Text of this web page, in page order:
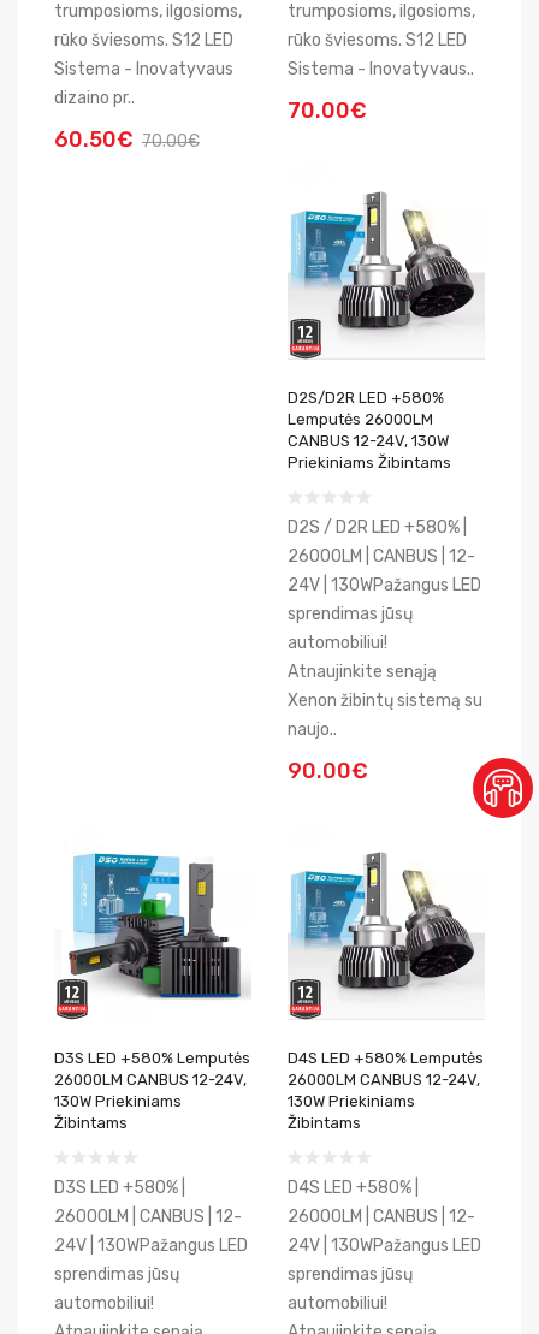
trumposioms, ilgosioms,
rūko šviesoms. S12 LED
Sistema - Inovatyvaus
dizaino pr..
60.50€ 70.00€
trumposioms, ilgosioms,
rūko šviesoms. S12 LED
Sistema - Inovatyvaus..
70.00€
D2S/D2R LED +580%
Lemputės 26000LM
CANBUS 12-24V, 130W
Priekiniams Žibintams
D2S / D2R LED +580% |
26000LM | CANBUS | 12-
24V | 130WPažangus LED
sprendimas jūsų
automobiliui!
Atnaujinkite senąją
Xenon žibintų sistemą su
naujo..
90.00€
D3S LED +580% Lemputės
26000LM CANBUS 12-24V,
130W Priekiniams
Žibintams
D3S LED +580% |
26000LM | CANBUS | 12-
24V | 130WPažangus LED
sprendimas jūsų
automobiliui!
D4S LED +580% Lemputės
26000LM CANBUS 12-24V,
130W Priekiniams
Žibintams
D4S LED +580% |
26000LM | CANBUS | 12-
24V | 130WPažangus LED
sprendimas jūsų
automobiliui!